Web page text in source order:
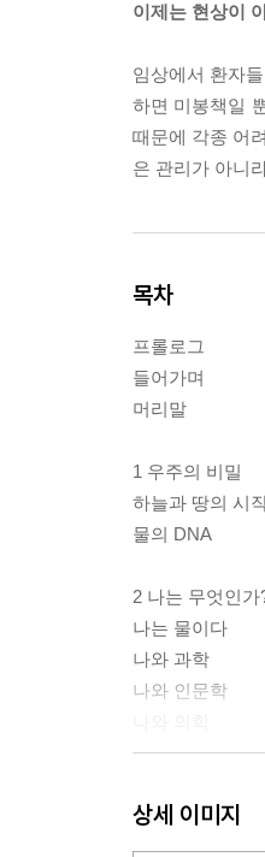
이제는 현상이
임상에서 환자
하면 미봉책일
때문에 각종 어
은 관리가 아니
목차
프롤로그
들어가며
머리말
1 우주의 비밀
하늘과 땅의 시
물의 DNA
2 나는 무엇인가
나는 물이다
나와 과학
나와 인문학
생리와 병리
진단과 치료
상세 이미지